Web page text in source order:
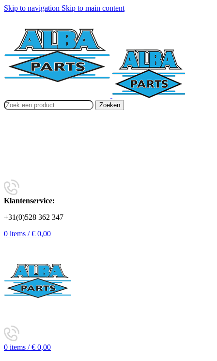
Skip to navigation Skip to main content
Zoeken
Klantenservice:
+31(0)528 362 347
0 items / € 0,00
0 items / € 0,00